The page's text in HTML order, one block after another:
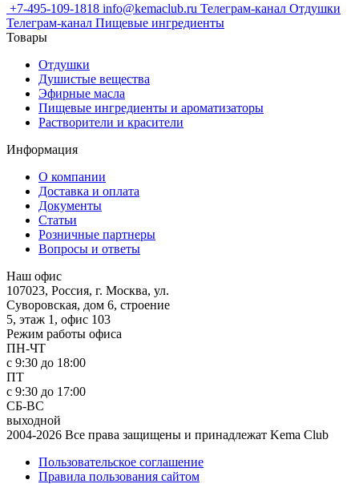
+7-495-109-1818 info@kemaclub.ru Телеграм-канал Отдушки
Телеграм-канал Пищевые ингредиенты
Товары
Отдушки
Душистые вещества
Эфирные масла
Пищевые ингредиенты и ароматизаторы
Растворители и красители
Информация
О компании
Доставка и оплата
Документы
Статьи
Розничные партнеры
Вопросы и ответы
Наш офис
107023, Россия, г. Москва, ул.
Суворовская, дом 6, строение
5, этаж 1, офис 103
Режим работы офиса
ПН-ЧТ
с 9:30 до 18:00
ПТ
с 9:30 до 17:00
СБ-ВС
выходной
2004-2026 Все права защищены и принадлежат Kema Club
Пользовательское соглашение
Правила пользования сайтом